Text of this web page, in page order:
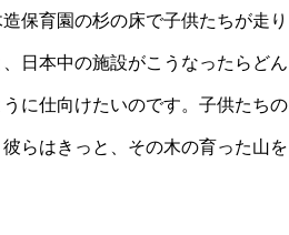
保育園の杉の床で子供たちが走り
日本中の施設がこうなったらどん
に仕向けたいのです。子供たちの
らはきっと、その木の育った山を